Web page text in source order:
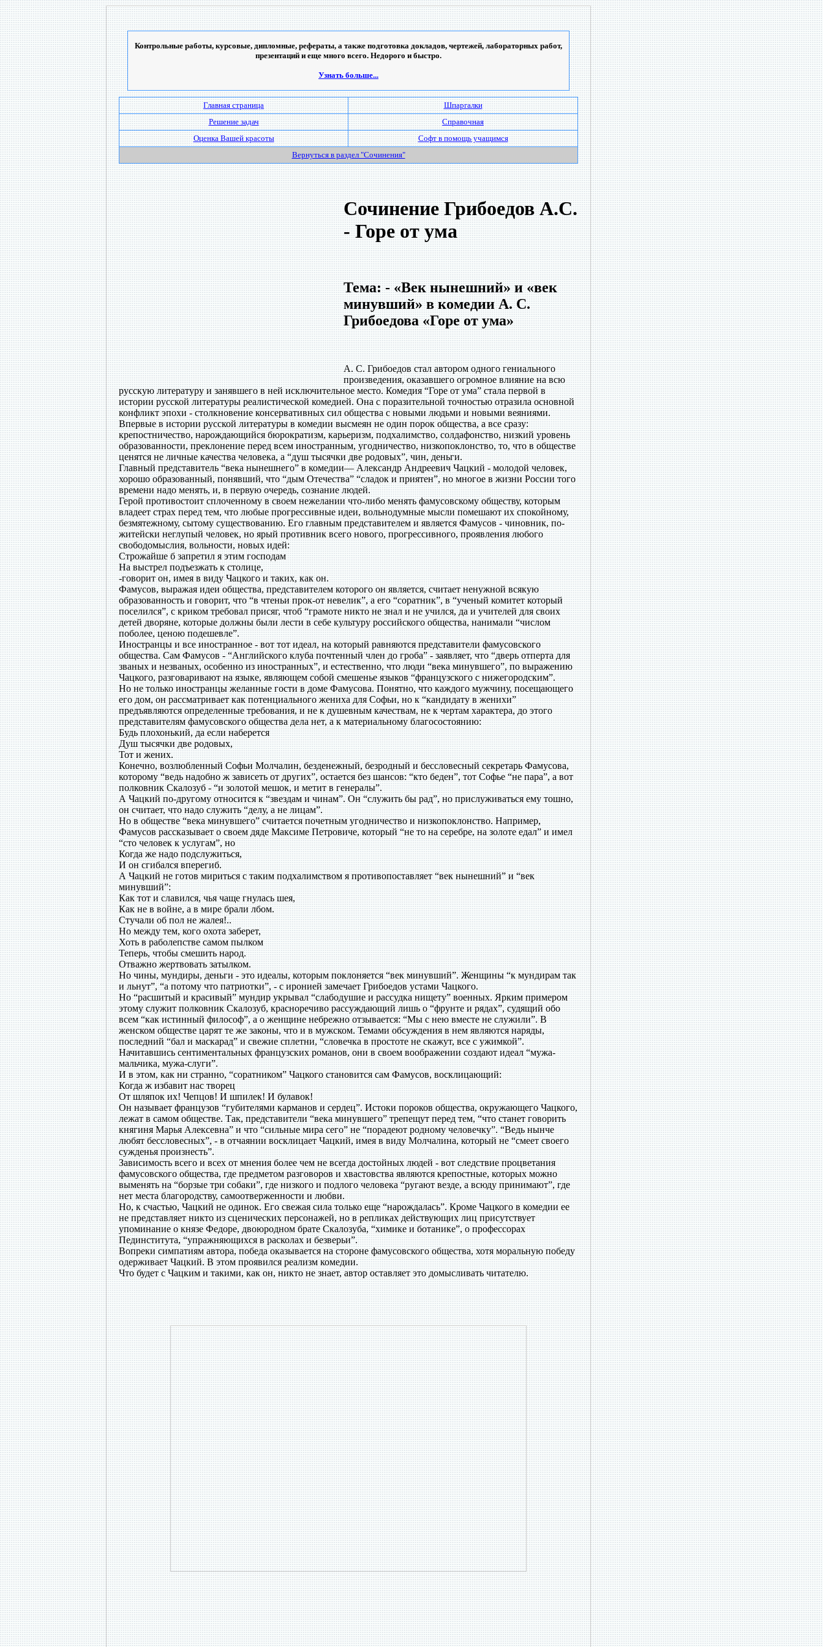
Контрольные работы, курсовые, дипломные, рефераты, а также подготовка докладов, чертежей, лабораторных работ,
презентаций и еще много всего. Недорого и быстро.
Узнать больше...
Главная страница
Шпаргалки
Решение задач
Справочная
Оценка Вашей красоты
Софт в помощь учащимся
Вернуться в раздел "Сочинения"
Сочинение Грибоедов А.С.
- Горе от ума
Тема: - «Век нынешний» и «век
минувший» в комедии А. С.
Грибоедова «Горе от ума»
А. С. Грибоедов стал автором одного гениального
произведения, оказавшего огромное влияние на всю
русскую литературу и занявшего в ней исключительное место. Комедия “Горе от ума” стала первой в
истории русской литературы реалистической комедией. Она с поразительной точностью отразила основной
конфликт эпохи - столкновение консервативных сил общества с новыми людьми и новыми веяниями.
Впервые в истории русской литературы в комедии высмеян не один порок общества, а все сразу:
крепостничество, нарождающийся бюрократизм, карьеризм, подхалимство, солдафонство, низкий уровень
образованности, преклонение перед всем иностранным, угодничество, низкопоклонство, то, что в обществе
ценятся не личные качества человека, а “душ тысячки две родовых”, чин, деньги.
Главный представитель “века нынешнего” в комедии— Александр Андреевич Чацкий - молодой человек,
хорошо образованный, понявший, что “дым Отечества” “сладок и приятен”, но многое в жизни России того
времени надо менять, и, в первую очередь, сознание людей.
Герой противостоит сплоченному в своем нежелании что-либо менять фамусовскому обществу, которым
владеет страх перед тем, что любые прогрессивные идеи, вольнодумные мысли помешают их спокойному,
безмятежному, сытому существованию. Его главным представителем и является Фамусов - чиновник, по-
житейски неглупый человек, но ярый противник всего нового, прогрессивного, проявления любого
свободомыслия, вольности, новых идей:
Строжайше б запретил я этим господам
На выстрел подъезжать к столице,
-говорит он, имея в виду Чацкого и таких, как он.
Фамусов, выражая идеи общества, представителем которого он является, считает ненужной всякую
образованность и говорит, что “в чтеньи прок-от невелик”, а его “соратник”, в “ученый комитет который
поселился”, с криком требовал присяг, чтоб “грамоте никто не знал и не учился, да и учителей для своих
детей дворяне, которые должны были лести в себе культуру российского общества, нанимали “числом
поболее, ценою подешевле”.
Иностранцы и все иностранное - вот тот идеал, на который равняются представители фамусовского
общества. Сам Фамусов - “Английского клуба почтенный член до гроба” - заявляет, что “дверь отперта для
званых и незваных, особенно из иностранных”, и естественно, что люди “века минувшего”, по выражению
Чацкого, разговаривают на языке, являющем собой смешенье языков “французского с нижегородским”.
Но не только иностранцы желанные гости в доме Фамусова. Понятно, что каждого мужчину, посещающего
его дом, он рассматривает как потенциального жениха для Софьи, но к “кандидату в женихи”
предъявляются определенные требования, и не к душевным качествам, не к чертам характера, до этого
представителям фамусовского общества дела нет, а к материальному благосостоянию:
Будь плохонький, да если наберется
Душ тысячки две родовых,
Тот и жених.
Конечно, возлюбленный Софьи Молчалин, безденежный, безродный и бессловесный секретарь Фамусова,
которому “ведь надобно ж зависеть от других”, остается без шансов: “кто беден”, тот Софье “не пара”, а вот
полковник Скалозуб - “и золотой мешок, и метит в генералы”.
А Чацкий по-другому относится к “звездам и чинам”. Он “служить бы рад”, но прислуживаться ему тошно,
он считает, что надо служить “делу, а не лицам”.
Но в обществе “века минувшего” считается почетным угодничество и низкопоклонство. Например,
Фамусов рассказывает о своем дяде Максиме Петровиче, который “не то на серебре, на золоте едал” и имел
“сто человек к услугам”, но
Когда же надо подслужиться,
И он сгибался вперегиб.
А Чацкий не готов мириться с таким подхалимством я противопоставляет “век нынешний” и “век
минувший”:
Как тот и славился, чья чаще гнулась шея,
Как не в войне, а в мире брали лбом.
Стучали об пол не жалея!..
Но между тем, кого охота заберет,
Хоть в раболепстве самом пылком
Теперь, чтобы смешить народ.
Отважно жертвовать затылком.
Но чины, мундиры, деньги - это идеалы, которым поклоняется “век минувший”. Женщины “к мундирам так
и льнут”, “а потому что патриотки”, - с иронией замечает Грибоедов устами Чацкого.
Но “расшитый и красивый” мундир укрывал “слабодушие и рассудка нищету” военных. Ярким примером
этому служит полковник Скалозуб, красноречиво рассуждающий лишь о “фрунте и рядах”, судящий обо
всем “как истинный философ”, а о женщине небрежно отзывается: “Мы с нею вместе не служили”. В
женском обществе царят те же законы, что и в мужском. Темами обсуждения в нем являются наряды,
последний “бал и маскарад” и свежие сплетни, “словечка в простоте не скажут, все с ужимкой”.
Начитавшись сентиментальных французских романов, они в своем воображении создают идеал “мужа-
мальчика, мужа-слуги”.
И в этом, как ни странно, “соратником” Чацкого становится сам Фамусов, восклицающий:
Когда ж избавит нас творец
От шляпок их! Чепцов! И шпилек! И булавок!
Он называет французов “губителями карманов и сердец”. Истоки пороков общества, окружающего Чацкого,
лежат в самом обществе. Так, представители “века минувшего” трепещут перед тем, “что станет говорить
княгиня Марья Алексевна” и что “сильные мира сего” не “порадеют родному человечку”. “Ведь нынче
любят бессловесных”, - в отчаянии восклицает Чацкий, имея в виду Молчалина, который не “смеет своего
сужденья произнесть”.
Зависимость всего и всех от мнения более чем не всегда достойных людей - вот следствие процветания
фамусовского общества, где предметом разговоров и хвастовства являются крепостные, которых можно
выменять на “борзые три собаки”, где низкого и подлого человека “ругают везде, а всюду принимают”, где
нет места благородству, самоотверженности и любви.
Но, к счастью, Чацкий не одинок. Его свежая сила только еще “нарождалась”. Кроме Чацкого в комедии ее
не представляет никто из сценических персонажей, но в репликах действующих лиц присутствует
упоминание о князе Федоре, двоюродном брате Скалозуба, “химике и ботанике”, о профессорах
Пединститута, “упражняющихся в расколах и безверьи”.
Вопреки симпатиям автора, победа оказывается на стороне фамусовского общества, хотя моральную победу
одерживает Чацкий. В этом проявился реализм комедии.
Что будет с Чацким и такими, как он, никто не знает, автор оставляет это домысливать читателю.